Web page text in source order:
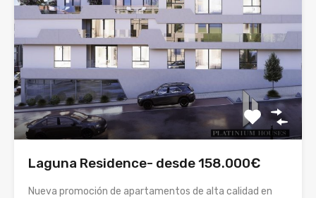
Laguna Residence- desde 158.000€
Nueva promoción de apartamentos de alta calidad en